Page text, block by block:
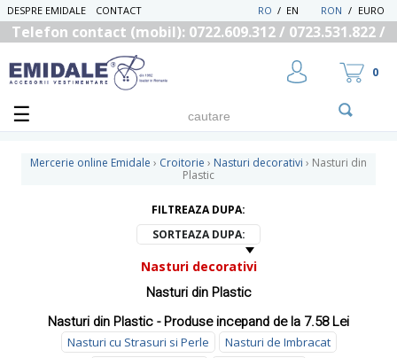
DESPRE EMIDALE CONTACT RON / EURO
EN
/
RO
Telefon contact (mobil): 0722.609.312 / 0723.531.822 /
RECUPEREAZA PAROLA
0
Mercerie online Emidale › Croitorie › Nasturi decorativi › Nasturi din
Plastic
FILTREAZA DUPA:
SORTEAZA DUPA:
Nasturi decorativi
Nasturi din Plastic
Nasturi din Plastic - Produse incepand de la 7.58 Lei
Nasturi cu Strasuri si Perle
Nasturi de Imbracat